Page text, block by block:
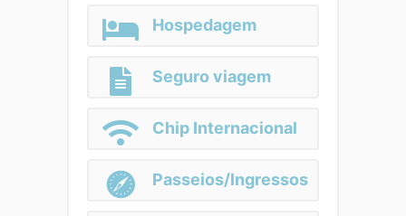
Hospedagem
Seguro viagem
Chip Internacional
Passeios/Ingressos